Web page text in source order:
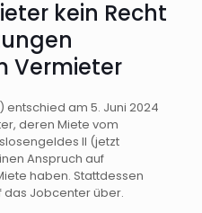
kein Recht
Vermieter
entschied am 5. Juni 2024
deren Miete vom
II (jetzt
Anspruch auf
haben. Stattdessen
Jobcenter über.